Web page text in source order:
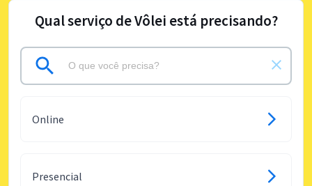
Qual serviço de Vôlei está precisando?
Online
Presencial